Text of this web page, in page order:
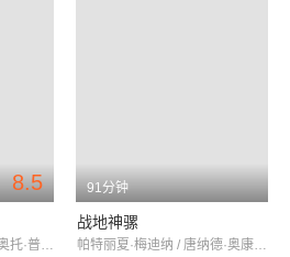
8.5
威廉·霍尔登 / 唐·泰勒 / 奥托·普雷明格
91分钟
战地神骡
帕特丽夏·梅迪纳 / 唐纳德·奥康纳 / 扎苏·皮茨